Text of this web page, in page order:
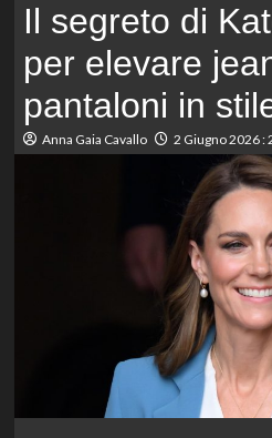
Il segreto di
per elevare
pantaloni in
Anna Gaia Cavallo 2 Giugno 2026 :